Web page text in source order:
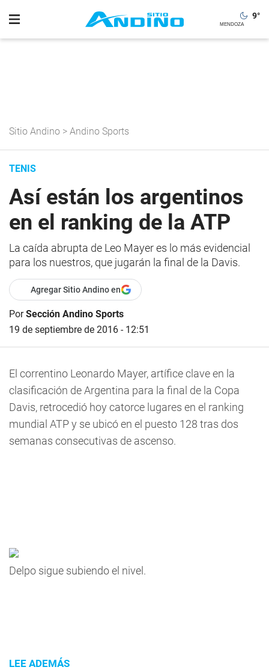
9°
Sitio Andino > Andino Sports
TENIS
Así están los argentinos
en el ranking de la ATP
La caída abrupta de Leo Mayer es lo más evidencial
para los nuestros, que jugarán la final de la Davis.
Agregar Sitio Andino en
PorSección Andino Sports
19 de septiembre de 2016 - 12:51
El correntino Leonardo Mayer, artífice clave en la
clasificación de Argentina para la final de la Copa
Davis, retrocedió hoy catorce lugares en el ranking
mundial ATP y se ubicó en el puesto 128 tras dos
semanas consecutivas de ascenso.
Delpo sigue subiendo el nivel.
LEE ADEMÁS